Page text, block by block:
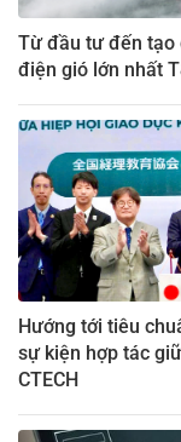
Từ đầu tư đến tạo
điện gió lớn nhất
Hướng tới tiêu
sự kiện hợp tác
CTECH